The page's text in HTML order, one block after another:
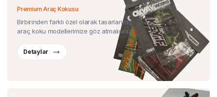
Premium Araç Kokusu
Birbirinden farklı özel olarak tasarlanmış
araç koku modellerimize göz atmalısınız.
Detaylar